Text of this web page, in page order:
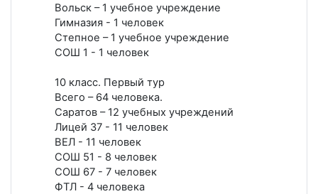
Вольск – 1 учебное учреждение
Гимназия - 1 человек
Степное – 1 учебное учреждение
СОШ 1 - 1 человек
10 класс. Первый тур
Всего – 64 человека.
Саратов – 12 учебных учреждений
Лицей 37 - 11 человек
ВЕЛ - 11 человек
СОШ 51 - 8 человек
СОШ 67 - 7 человек
ФТЛ - 4 человека